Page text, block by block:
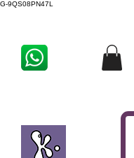
G-9QS08PN47L